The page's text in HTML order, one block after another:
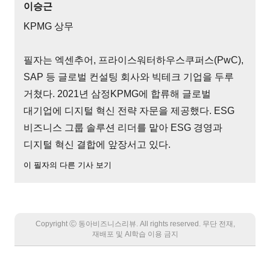
이승근
KPMG 상무
필자는 엑센추어, 프라이스워터하우스쿠퍼스(PwC),
SAP 등 글로벌 컨설팅 회사와 빅테크 기업을 두루
거쳤다. 2021년 삼정KPMG에 합류해 글로벌
대기업에 디지털 혁신 전략 자문을 제공했다. ESG
비즈니스 그룹 솔루션 리더를 맡아 ESG 경영과
디지털 혁신 결합에 앞장서고 있다.
이 필자의 다른 기사 보기
Copyright Ⓒ 동아비즈니스리뷰. All rights reserved. 무단 전재,
재배포 및 AI학습 이용 금지